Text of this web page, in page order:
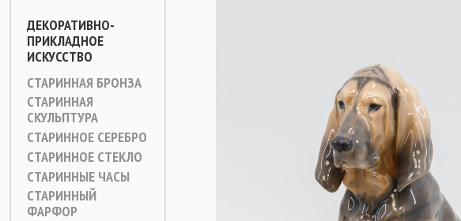
ДЕКОРАТИВНО-
ПРИКЛАДНОЕ
ИСКУССТВО
СТАРИННАЯ БРОНЗА
СТАРИННАЯ
СКУЛЬПТУРА
СТАРИННОЕ СЕРЕБРО
СТАРИННОЕ СТЕКЛО
СТАРИННЫЕ ЧАСЫ
СТАРИННЫЙ
ФАРФОР